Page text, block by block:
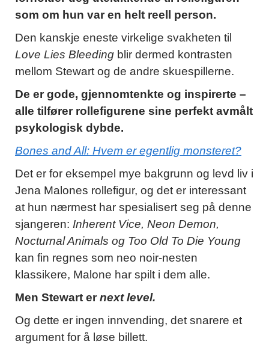
som om hun var en helt reell person.
Den kanskje eneste virkelige svakheten til
Love Lies Bleeding blir dermed kontrasten
mellom Stewart og de andre skuespillerne.
De er gode, gjennomtenkte og inspirerte –
alle tilfører rollefigurene sine perfekt avmålt
psykologisk dybde.
Bones and All: Hvem er egentlig monsteret?
Det er for eksempel mye bakgrunn og levd liv i
Jena Malones rollefigur, og det er interessant
at hun nærmest har spesialisert seg på denne
sjangeren: Inherent Vice, Neon Demon,
Nocturnal Animals og Too Old To Die Young
kan fin regnes som neo noir-nesten
klassikere, Malone har spilt i dem alle.
Men Stewart ernext level.
Og dette er ingen innvending, det snarere et
argument for å løse billett.